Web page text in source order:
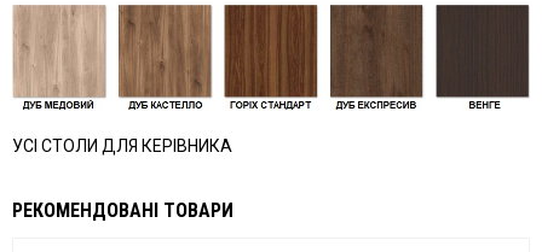
УСІ СТОЛИ ДЛЯ КЕРІВНИКА
РЕКОМЕНДОВАНІ ТОВАРИ